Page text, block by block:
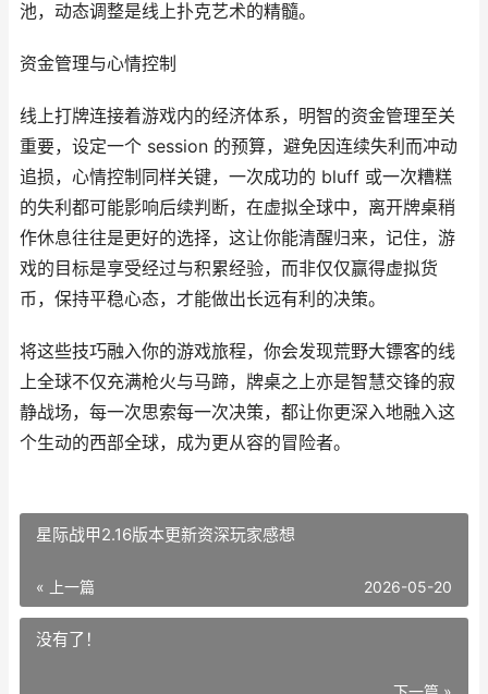
池，动态调整是线上扑克艺术的精髓。
资金管理与心情控制
线上打牌连接着游戏内的经济体系，明智的资金管理至关
重要，设定一个 session 的预算，避免因连续失利而冲动
追损，心情控制同样关键，一次成功的 bluff 或一次糟糕
的失利都可能影响后续判断，在虚拟全球中，离开牌桌稍
作休息往往是更好的选择，这让你能清醒归来，记住，游
戏的目标是享受经过与积累经验，而非仅仅赢得虚拟货
币，保持平稳心态，才能做出长远有利的决策。
将这些技巧融入你的游戏旅程，你会发现荒野大镖客的线
上全球不仅充满枪火与马蹄，牌桌之上亦是智慧交锋的寂
静战场，每一次思索每一次决策，都让你更深入地融入这
个生动的西部全球，成为更从容的冒险者。
星际战甲2.16版本更新资深玩家感想
« 上一篇 2026-05-20
没有了！